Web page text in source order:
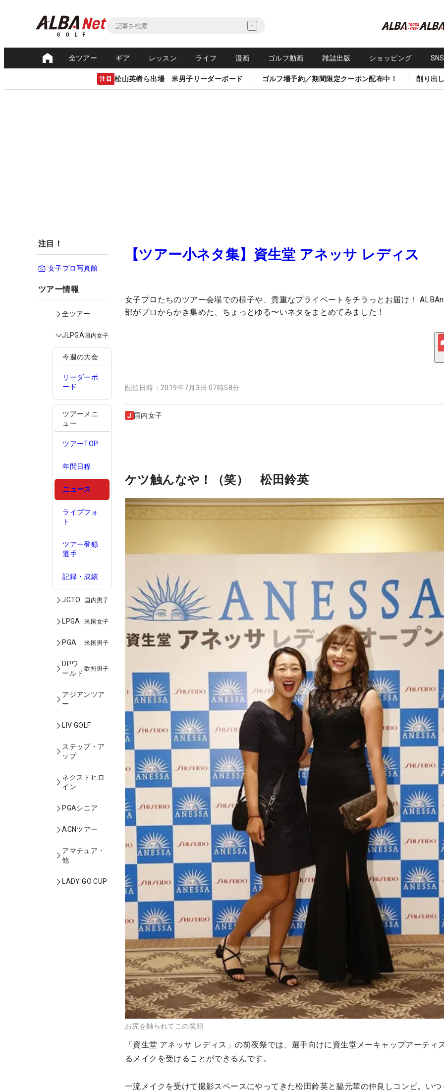
全ツアー ギア レッスン ライフ 漫画 ゴルフ動画 雑誌出版 ショッピング
注目 松山英樹ら出場 米男子リーダーボード ゴルフ場予約／期間限定クーポン配布中！ 削り出
注目！
女子プロ写真館
ツアー情報
全ツアー
JLPGA国内女子
今週の大会
リーダーボ
ード
ツアーメニ
ュー
ツアーTOP
年間日程
ニュース
ライブフォ
ト
ツアー登録
選手
記録・成績
JGTO 国内男子
LPGA 米国女子
PGA 米国男子
DPワ
ールド
欧州男子
アジアンツア
ー
LIV GOLF
ステップ・ア
ップ
ネクストヒロ
イン
PGAシニア
ACNツアー
アマチュア・
他
LADY GO CUP
【ツアー小ネタ集】資生堂 アネッサ レディス
女子プロたちのツアー会場での様子や、貴重なプライベートをチラっとお届け！
部がプロからかき集めた、ちょっとゆる〜いネタをまとめてみました！
配信日時： 2019年7月3日 07時58分
国内女子
ケツ触んなや！（笑） 松田鈴英
お尻を触られてこの笑顔
「資生堂 アネッサ レディス」の前夜祭では、選手向けに資生堂メーキャップアーティ
るメイクを受けることができるんです。
一流メイクを受けて撮影スペースにやってきた松田鈴英と脇元華の仲良しコンビ。いつ